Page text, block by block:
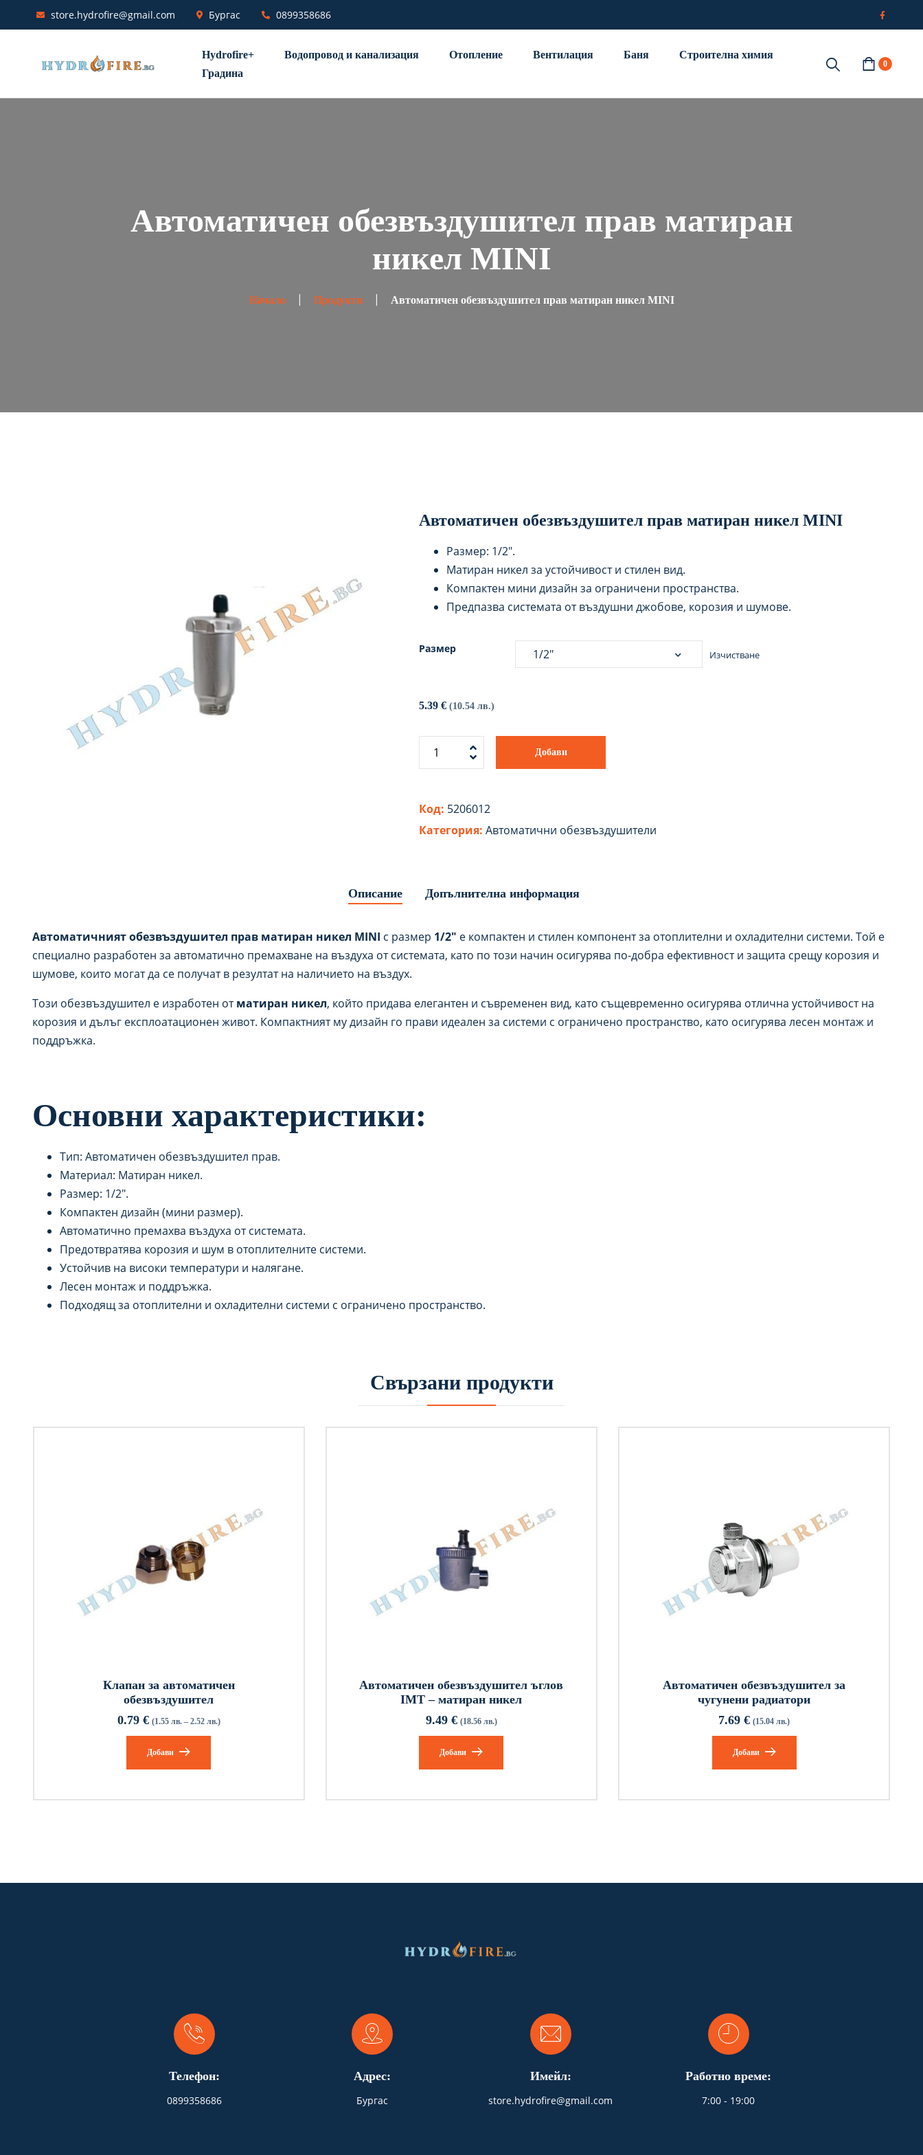
store.hydrofire@gmail.com Бургас 0899358686
Hydrofire+ Водопровод и канализация Отопление Вентилация Баня
Строителна химия
Градина
0
Автоматичен обезвъздушител прав матиран
никел MINI
Начало Продукти Автоматичен обезвъздушител прав матиран никел MINI
Автоматичен обезвъздушител прав матиран никел MINI
Размер: 1/2″.
Матиран никел за устойчивост и стилен вид.
Компактен мини дизайн за ограничени пространства.
Предпазва системата от въздушни джобове, корозия и шумове.
Размер Изчистване
5.39 € (10.54 лв.)
Добави
Код: 5206012
Категория: Автоматични обезвъздушители
Описание Допълнителна информация
Автоматичният обезвъздушител прав матиран никел MINI с размер 1/2″ е компактен и стилен компонент за отоплителни и охладителни системи. Той е
специално разработен за автоматично премахване на въздуха от системата, като по този начин осигурява по-добра ефективност и защита срещу корозия и
шумове, които могат да се получат в резултат на наличието на въздух.
Този обезвъздушител е изработен отматиран никел, който придава елегантен и съвременен вид, като същевременно осигурява отлична устойчивост на
корозия и дълъг експлоатационен живот. Компактният му дизайн го прави идеален за системи с ограничено пространство, като осигурява лесен монтаж и
поддръжка.
Основни характеристики:
Тип: Автоматичен обезвъздушител прав.
Материал: Матиран никел.
Размер: 1/2″.
Компактен дизайн (мини размер).
Автоматично премахва въздуха от системата.
Предотвратява корозия и шум в отоплителните системи.
Устойчив на високи температури и налягане.
Лесен монтаж и поддръжка.
Подходящ за отоплителни и охладителни системи с ограничено пространство.
Свързани продукти
Клапан за автоматичен
обезвъздушител
0.79 € (1.55 лв. – 2.52 лв.)
Добави
Автоматичен обезвъздушител ъглов
IMT – матиран никел
9.49 € (18.56 лв.)
Добави
Автоматичен обезвъздушител за
чугунени радиатори
7.69€ (15.04 лв.)
Добави
Телефон:
0899358686
Адрес:
Бургас
Имейл:
store.hydrofire@gmail.com
Работно време:
7:00 - 19:00